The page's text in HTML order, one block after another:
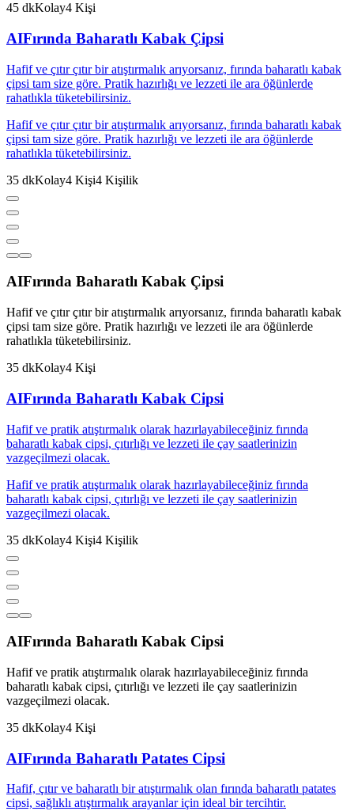
45 dkKolay4 Kişi
AIFırında Baharatlı Kabak Çipsi
Hafif ve çıtır çıtır bir atıştırmalık arıyorsanız, fırında baharatlı kabak
çipsi tam size göre. Pratik hazırlığı ve lezzeti ile ara öğünlerde
rahatlıkla tüketebilirsiniz.
Hafif ve çıtır çıtır bir atıştırmalık arıyorsanız, fırında baharatlı kabak
çipsi tam size göre. Pratik hazırlığı ve lezzeti ile ara öğünlerde
rahatlıkla tüketebilirsiniz.
35 dkKolay4 Kişi4 Kişilik
AIFırında Baharatlı Kabak Çipsi
Hafif ve çıtır çıtır bir atıştırmalık arıyorsanız, fırında baharatlı kabak
çipsi tam size göre. Pratik hazırlığı ve lezzeti ile ara öğünlerde
rahatlıkla tüketebilirsiniz.
35 dkKolay4 Kişi
AIFırında Baharatlı Kabak Cipsi
Hafif ve pratik atıştırmalık olarak hazırlayabileceğiniz fırında
baharatlı kabak cipsi, çıtırlığı ve lezzeti ile çay saatlerinizin
vazgeçilmezi olacak.
Hafif ve pratik atıştırmalık olarak hazırlayabileceğiniz fırında
baharatlı kabak cipsi, çıtırlığı ve lezzeti ile çay saatlerinizin
vazgeçilmezi olacak.
35 dkKolay4 Kişi4 Kişilik
AIFırında Baharatlı Kabak Cipsi
Hafif ve pratik atıştırmalık olarak hazırlayabileceğiniz fırında
baharatlı kabak cipsi, çıtırlığı ve lezzeti ile çay saatlerinizin
vazgeçilmezi olacak.
35 dkKolay4 Kişi
AIFırında Baharatlı Patates Cipsi
Hafif, çıtır ve baharatlı bir atıştırmalık olan fırında baharatlı patates
cipsi, sağlıklı atıştırmalık arayanlar için ideal bir tercihtir.